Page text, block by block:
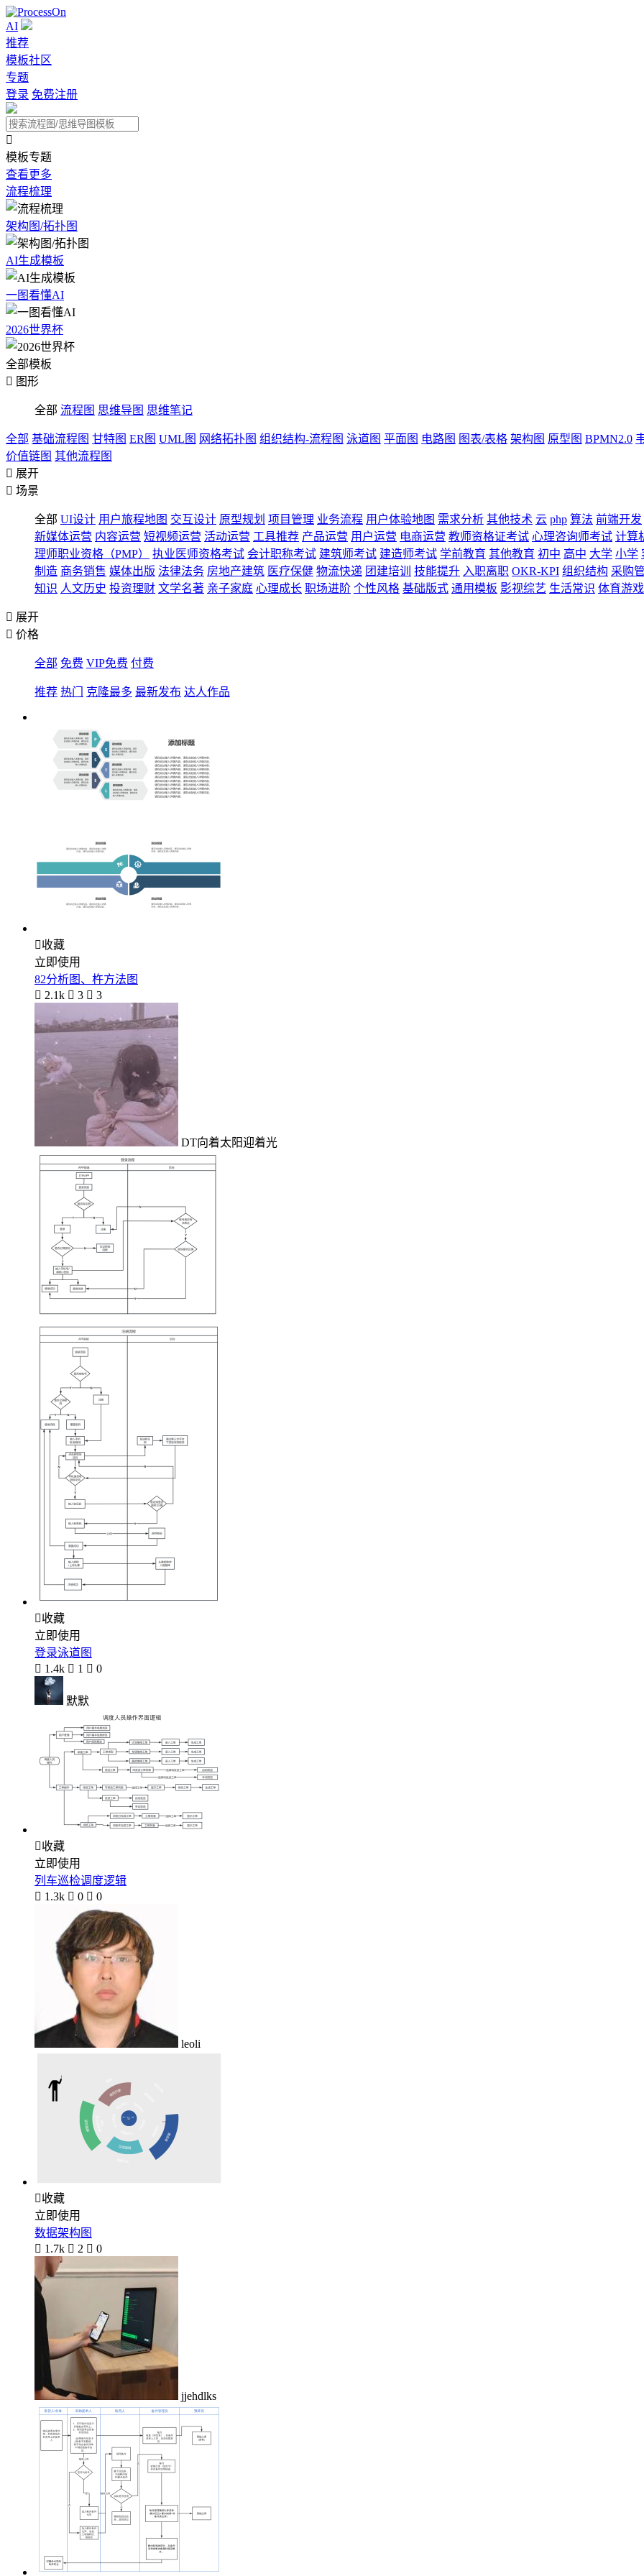
AI
推荐
模板社区
专题
登录 免费注册

模板专题
查看更多
流程梳理
架构图/拓扑图
AI生成模板
一图看懂AI
2026世界杯
全部模板
 图形
全部 流程图 思维导图 思维笔记
全部 基础流程图 甘特图 ER图 UML图 网络拓扑图 组织结构-流程图 泳道图 平面图 电路图 图表/表格 架构图 原型图 BPMN2.0
价值链图 其他流程图
 展开
 场景
全部 UI设计 用户旅程地图 交互设计 原型规划 项目管理 业务流程 用户体验地图 需求分析 其他技术 云 php 算法 前端开发
新媒体运营 内容运营 短视频运营 活动运营 工具推荐 产品运营 用户运营 电商运营 教师资格证考试 心理咨询师考试 计算
理师职业资格（PMP）
执业医师资格考试 会计职称考试 建筑师考试 建造师考试 学前教育 其他教育 初中 高中 大学 小学
制造 商务销售 媒体出版 法律法务 房地产建筑 医疗保健 物流快递 团建培训 技能提升 入职离职 OKR-KPI 组织结构 采购
知识 人文历史 投资理财 文学名著 亲子家庭 心理成长 职场进阶 个性风格 基础版式 通用模板 影视综艺 生活常识 体育游戏
 展开
 价格
全部 免费 VIP免费 付费
推荐 热门 克隆最多 最新发布 达人作品
收藏
立即使用
82分析图、杵方法图
 2.1k  3  3
DT向着太阳迎着光
收藏
立即使用
登录泳道图
 1.4k  1  0
默默
收藏
立即使用
列车巡检调度逻辑
 1.3k  0  0
leoli
收藏
立即使用
数据架构图
 1.7k  2  0
jjehdlks